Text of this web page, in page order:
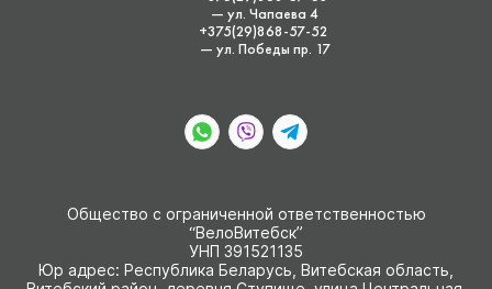
— ул. Чапаева 4
+375(29)868-57-52
— ул. Победы пр. 17
Общество с ограниченной ответственностью
“ВелоВитебск”
УНП 391521135
Юр адрес: Республика Беларусь, Витебская область,